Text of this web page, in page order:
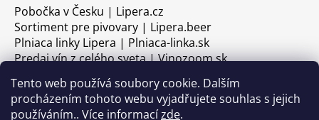
Tento web používá soubory cookie. Dalším
procházením tohoto webu vyjadřujete souhlas s jejich
používáním.. Více informacízde.
Pobočka v Česku | Lipera.cz
Sortiment pre pivovary | Lipera.beer
Plniaca linky Lipera | Plniaca-linka.sk
Predaj vín z celého sveta | Vinozoom.sk